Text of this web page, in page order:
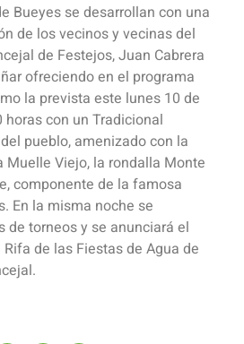
Bueyes se desarrollan con una
de los vecinos y vecinas del
de Festejos, Juan Cabrera
ofreciendo en el programa
la prevista este lunes 10 de
con un Tradicional
pueblo, amenizado con la
Muelle Viejo, la rondalla Monte
componente de la famosa
En la misma noche se
de torneos y se anunciará el
de las Fiestas de Agua de